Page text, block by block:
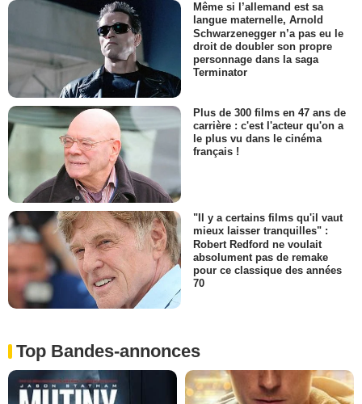
Même si l’allemand est sa
langue maternelle, Arnold
Schwarzenegger n’a pas eu le
droit de doubler son propre
personnage dans la saga
Terminator
Plus de 300 films en 47 ans de
carrière : c'est l'acteur qu'on a
le plus vu dans le cinéma
français !
"Il y a certains films qu'il vaut
mieux laisser tranquilles" :
Robert Redford ne voulait
absolument pas de remake
pour ce classique des années
70
Top Bandes-annonces